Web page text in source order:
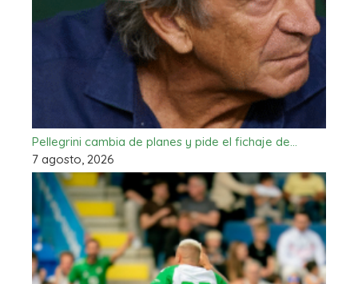
Pellegrini cambia de planes y pide el fichaje de…
7 agosto, 2026